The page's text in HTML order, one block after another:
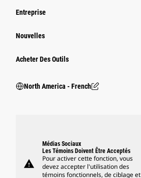
Entreprise
Nouvelles
Acheter Des Outils
North America - French
warning
Médias Sociaux
Les Témoins Doivent Être Acceptés
Pour activer cette fonction, vous
devez accepter l'utilisation des
témoins fonctionnels, de ciblage et